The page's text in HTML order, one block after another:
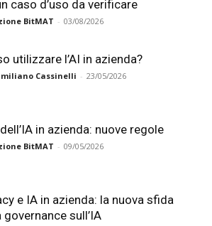
caso d’uso da verificare
BitMAT - 03/08/2026
utilizzare l’AI in azienda?
Cassinelli - 23/05/2026
in azienda: nuove regole
BitMAT - 09/05/2026
e IA in azienda: la nuova sfida
governance sull’IA